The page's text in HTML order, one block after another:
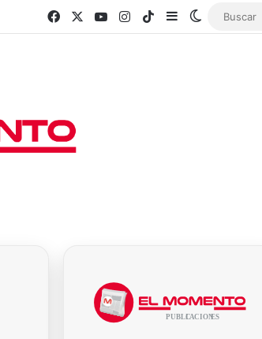
FacebookYouTubeInstagram
TikTokSidebarSwitch skin